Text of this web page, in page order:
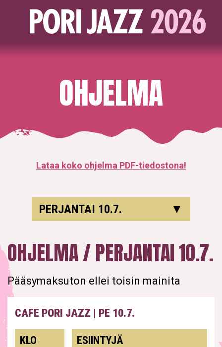
OHJELMA
Lataa koko ohjelma PDF-tiedostona!
PERJANTAI 10.7. ▼
OHJELMA / PERJANTAI 10.7.
Pääsymaksuton ellei toisin mainita
CAFE PORI JAZZ | PE 10.7.
KLO
ESIINTYJÄ